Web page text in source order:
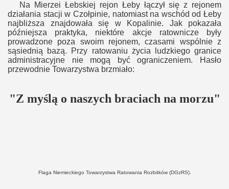
Na Mierzei Łebskiej rejon Łeby łączył się z rejonem
działania stacji w Czołpinie, natomiast na wschód od Łeby
najbliższa znajdowała się w Kopalinie. Jak pokazała
późniejsza praktyka, niektóre akcje ratownicze były
prowadzone poza swoim rejonem, czasami wspólnie z
sąsiednią bazą. Przy ratowaniu życia ludzkiego granice
administracyjne nie mogą być ograniczeniem. Hasło
przewodnie Towarzystwa brzmiało:
"Z myślą o naszych braciach na morzu"
Flaga Niemieckiego Towarzystwa Ratowania Rozbitków (DGzRS).